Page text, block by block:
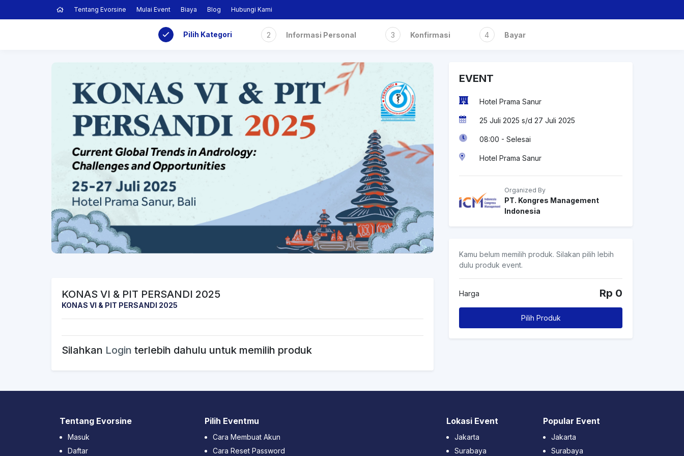
Tentang Evorsine Mulai Event Biaya Blog Hubungi Kami
Pilih Kategori 2 Informasi Personal 3 Konfirmasi 4 Bayar
KONAS VI & PIT PERSANDI 2025
KONAS VI & PIT PERSANDI 2025
Silahkan Login terlebih dahulu untuk memilih produk
EVENT
Hotel Prama Sanur
25 Juli 2025 s/d 27 Juli 2025
08:00 - Selesai
Hotel Prama Sanur
Organized By
PT. Kongres Management
Indonesia
Kamu belum memilih produk. Silakan pilih lebih
dulu produk event.
Harga Rp 0
Pilih Produk
Tentang Evorsine
Masuk
Daftar
Pilih Eventmu
Cara Membuat Akun
Cara Reset Password
Lokasi Event
Jakarta
Surabaya
Popular Event
Jakarta
Surabaya